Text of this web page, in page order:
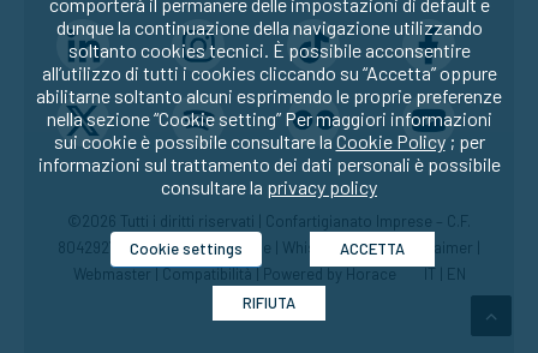
©2026 Tutti i diritti riservati | Confartigianato Imprese – C.F.
80429270582 |Privacy|Cookie Whistleblowing|Disclaimer
Webmaster|Compatibilità| Powered by Horace IT EN
dunque la continuazione della navigazione utilizzando
soltanto cookies tecnici. È possibile acconsentire
all’utilizzo di tutti i cookies cliccando su “Accetta” oppure
abilitarne soltanto alcuni esprimendo le proprie preferenze
nella sezione “Cookie setting” Per maggiori informazioni
sui cookie è possibile consultare la Cookie Policy; per
informazioni sul trattamento dei dati personali è possibile
consultare la privacy policy
Cookie settings ACCETTA
RIFIUTA